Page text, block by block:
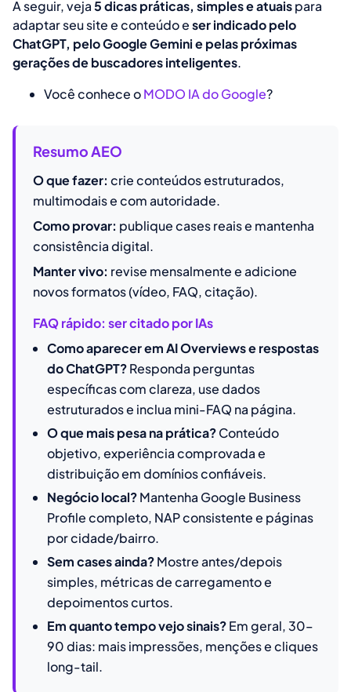
A seguir, veja5 dicas práticas, simples e atuaispara
adaptar seu site e conteúdo eser indicado pelo
ChatGPT, pelo Google Gemini e pelas próximas
gerações de buscadores inteligentes.
Você conhece oMODO IA do Google?
Resumo AEO
O que fazer: crie conteúdos estruturados,
multimodais e com autoridade.
Como provar: publique cases reais e mantenha
consistência digital.
Manter vivo: revise mensalmente e adicione
novos formatos (vídeo, FAQ, citação).
FAQ rápido: ser citado por IAs
Como aparecer em AI Overviews e respostas
do ChatGPT?Responda perguntas
específicas com clareza, use dados
estruturados e inclua mini-FAQ na página.
O que mais pesa na prática?Conteúdo
objetivo, experiência comprovada e
distribuição em domínios confiáveis.
Negócio local?Mantenha Google Business
Profile completo, NAP consistente e páginas
por cidade/bairro.
Sem cases ainda?Mostre antes/depois
simples, métricas de carregamento e
depoimentos curtos.
Em quanto tempo vejo sinais?Em geral, 30–
90 dias: mais impressões, menções e cliques
long-tail.